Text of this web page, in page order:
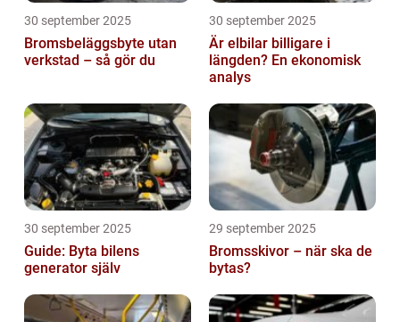
30 september 2025
Bromsbeläggsbyte utan
verkstad – så gör du
30 september 2025
Är elbilar billigare i
längden? En ekonomisk
analys
30 september 2025
Guide: Byta bilens
generator själv
29 september 2025
Bromsskivor – när ska de
bytas?